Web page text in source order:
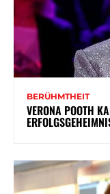
BERÜHMTHEIT
VERONA POOTH